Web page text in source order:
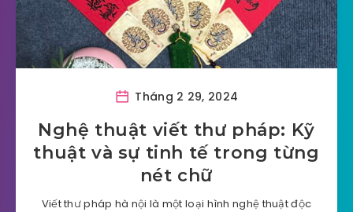
Tháng 2 29, 2024
Nghệ thuật viết thư pháp: Kỹ
thuật và sự tinh tế trong từng
nét chữ
Viết thư pháp hà nội là một loại hình nghệ thuật độc